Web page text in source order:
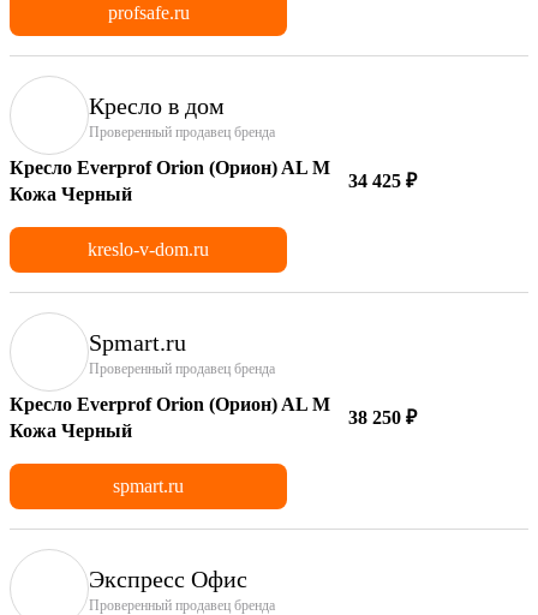
profsafe.ru
Кресло в дом
Проверенный продавец бренда
Кресло Everprof Orion (Орион) AL M
Кожа Черный
34 425 ₽
kreslo-v-dom.ru
Spmart.ru
Проверенный продавец бренда
Кресло Everprof Orion (Орион) AL M
Кожа Черный
38 250 ₽
spmart.ru
Экспресс Офис
Проверенный продавец бренда